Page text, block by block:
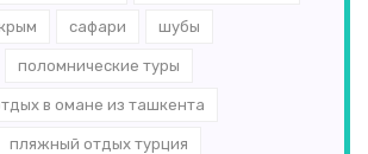
сафари шубы
поломнические туры
в омане из ташкента
пляжный отдых турция